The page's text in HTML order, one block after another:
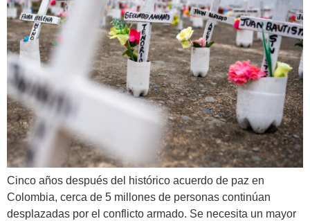
Cinco años después del histórico acuerdo de paz en
Colombia, cerca de 5 millones de personas continúan
desplazadas por el conflicto armado. Se necesita un mayor